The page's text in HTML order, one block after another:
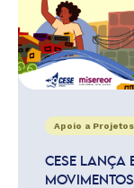
Apoio a Projetos
CESE LANÇA